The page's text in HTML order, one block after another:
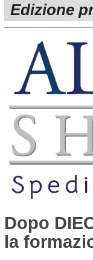
Edizione
Dopo
la